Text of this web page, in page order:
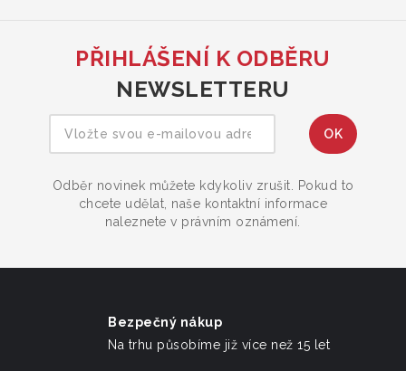
PŘIHLÁŠENÍ K ODBĚRU
NEWSLETTERU
Odběr novinek můžete kdykoliv zrušit. Pokud to
chcete udělat, naše kontaktní informace
naleznete v právním oznámení.
Bezpečný nákup
Na trhu působíme již více než 15 let